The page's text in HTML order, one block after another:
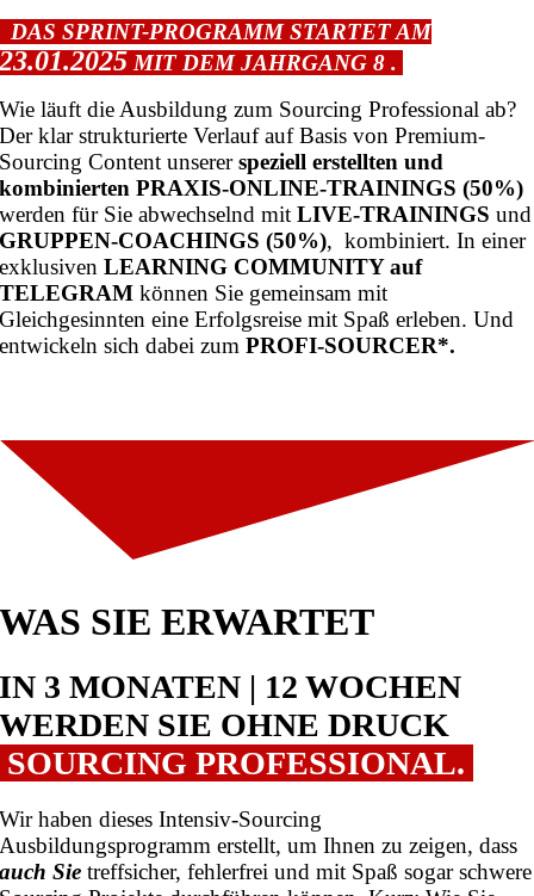
DAS SPRINT-PROGRAMM STARTET AM
23.01.2025 MIT DEM JAHRGANG 8.
Wie läuft die Ausbildung zum Sourcing Professional ab?
Der klar strukturierte Verlauf auf Basis von Premium-
Sourcing Content unsererspeziell erstellten und
kombinierten PRAXIS-ONLINE-TRAININGS (50%)
werden für Sie abwechselnd mit LIVE-TRAININGS und
GRUPPEN-COACHINGS (50%), kombiniert. In einer
exklusivenLEARNING COMMUNITY auf
TELEGRAM können Sie gemeinsam mit
Gleichgesinnten eine Erfolgsreise mit Spaß erleben. Und
entwickeln sich dabei zumPROFI-SOURCER*.
WAS SIE ERWARTET
IN 3 MONATEN | 12 WOCHEN
WERDEN SIE OHNE DRUCK
SOURCING PROFESSIONAL.
Wir haben dieses Intensiv-Sourcing
Ausbildungsprogramm erstellt, um Ihnen zu zeigen, dass
auch Sie treffsicher, fehlerfrei und mit Spaß sogar schwere